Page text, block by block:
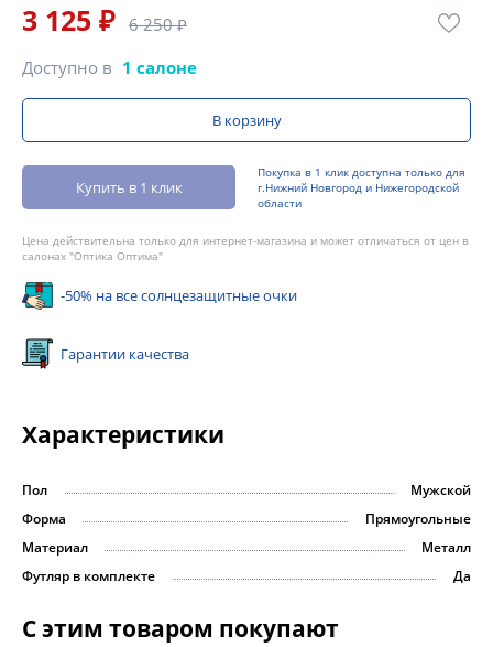
3 125 ₽ 6 250 ₽
Доступно в 1 салоне
В корзину
Купить в 1 клик
Покупка в 1 клик доступна только для
г.Нижний Новгород и Нижегородской
области
Цена действительна только для интернет-магазина и может отличаться от цен в
салонах "Оптика Оптима"
-50% на все солнцезащитные очки
Гарантии качества
Характеристики
Пол
Мужской
Форма
Прямоугольные
Материал
Металл
Футляр в комплекте
Да
С этим товаром покупают